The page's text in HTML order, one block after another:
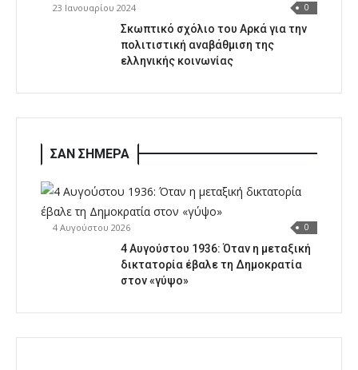
23 Ιανουαρίου 2024 0
Σκωπτικό σχόλιο του Αρκά για την
πολιτιστική αναβάθμιση της
ελληνικής κοινωνίας
ΣΑΝ ΣΗΜΕΡΑ
4 Αυγούστου 2026 0
4 Αυγούστου 1936: Όταν η μεταξική
δικτατορία έβαλε τη Δημοκρατία
στον «γύψο»